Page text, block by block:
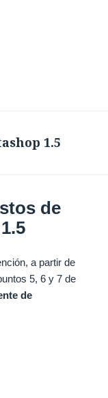
1.5
de
a partir de
5, 6 y 7 de
de